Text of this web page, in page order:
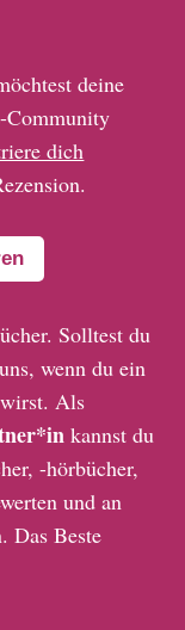
deine
dich
Solltest du
wenn du ein
Als
kannst du
-hörbücher,
und an
Das Beste